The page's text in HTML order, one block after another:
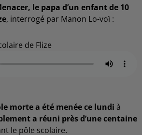
le papa d’un enfant de 10
, interrogé par Manon Lo-voï :
de Flize
morte a été menée ce lundi à
a réuni près d’une centaine
le pôle scolaire.